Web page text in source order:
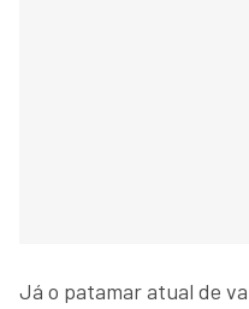
Já o patamar atual de